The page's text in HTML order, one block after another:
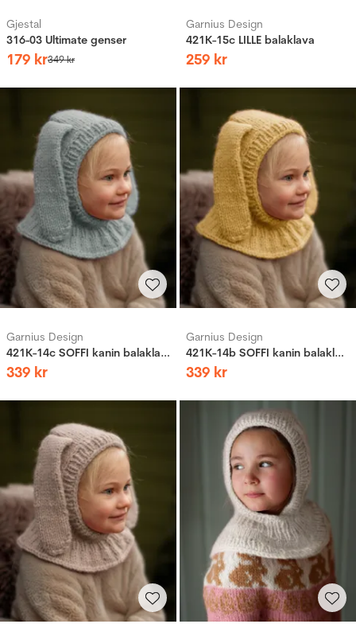
Gjestal
316-03 Ultimate genser
179 kr349kr
Garnius Design
421K-15c LILLE balaklava
259 kr
Garnius Design
421K-14c SOFFI kanin balaklava
339 kr
Garnius Design
421K-14b SOFFI kanin balaklava
339 kr